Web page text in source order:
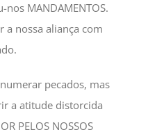
nos MANDAMENTOS.
a nossa aliança com
pecados, mas
a atitude distorcida
PELOS NOSSOS